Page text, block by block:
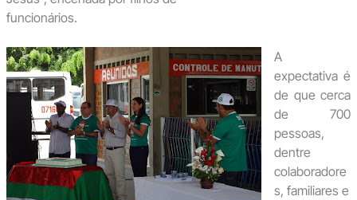
funcionários.
A
expectativa é
de que cerca
de 700
pessoas,
dentre
colaboradore
s, familiares e